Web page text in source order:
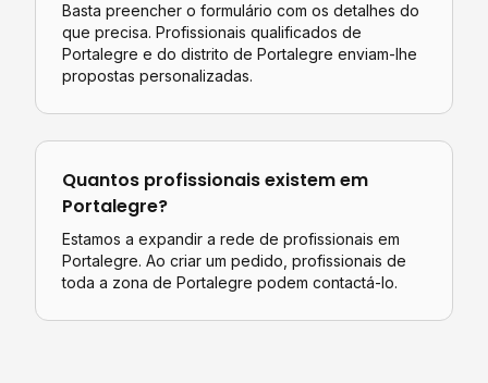
Basta preencher o formulário com os detalhes do
que precisa. Profissionais qualificados de
Portalegre e do distrito de Portalegre enviam-lhe
propostas personalizadas.
Quantos profissionais existem em
Portalegre?
Estamos a expandir a rede de profissionais em
Portalegre. Ao criar um pedido, profissionais de
toda a zona de Portalegre podem contactá-lo.